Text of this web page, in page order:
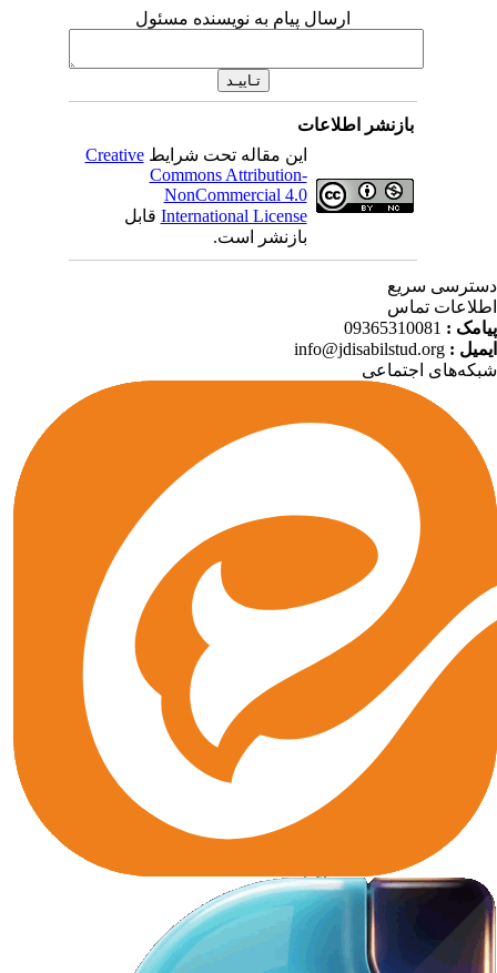
ارسال پیام به نویسنده مسئول
بازنشر اطلاعات
این مقاله تحت شرایطCreative
Commons Attribution-
NonCommercial 4.0
International Licenseقابل
بازنشر است.
سریع
تماس
:
09365310081
:
info@jdisabilstud.org
اجتماعی